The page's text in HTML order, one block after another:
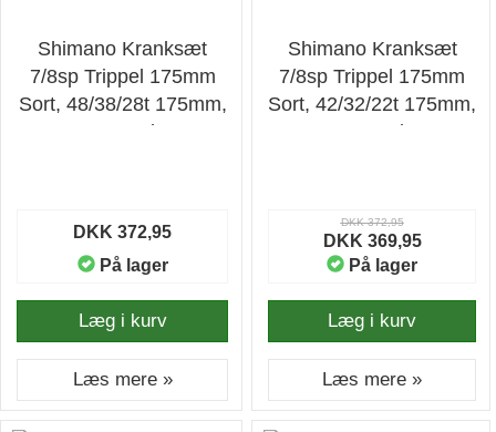
Shimano Kranksæt
7/8sp Trippel 175mm
Sort, 48/38/28t 175mm,
8-sp - Kranksæt
DKK 372,95
På lager
Læg i kurv
Læs mere »
Shimano Kranksæt
7/8sp Trippel 175mm
Sort, 42/32/22t 175mm,
8-sp - Kranksæt
DKK 372,95
DKK 369,95
På lager
Læg i kurv
Læs mere »